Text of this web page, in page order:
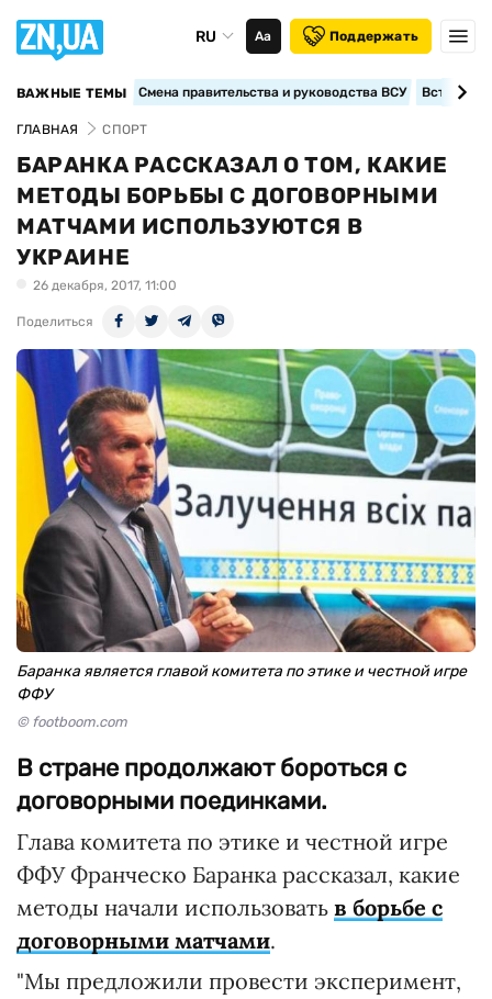
RU Аа Поддержать
ВАЖНЫЕ ТЕМЫ Смена правительства и руководства ВСУ
ГЛАВНАЯ СПОРТ
БАРАНКА РАССКАЗАЛ О ТОМ, КАКИЕ
МЕТОДЫ БОРЬБЫ С ДОГОВОРНЫМИ
МАТЧАМИ ИСПОЛЬЗУЮТСЯ В
УКРАИНЕ
26 декабря, 2017, 11:00
Поделиться
Баранка является главой комитета по этике и честной игре
ФФУ
© footboom.com
В стране продолжают бороться с
договорными поединками.
Глава комитета по этике и честной игре
ФФУ Франческо Баранка рассказал, какие
методы начали использовать в борьбе с
договорными матчами.
"Мы предложили провести эксперимент,